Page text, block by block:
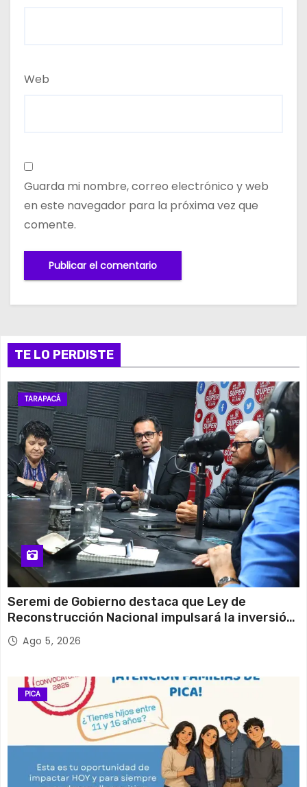
Web
Guarda mi nombre, correo electrónico y web
en este navegador para la próxima vez que
comente.
TE LO PERDISTE
TARAPACÁ
Seremi de Gobierno destaca que Ley de
Reconstrucción Nacional impulsará la inversión
y el empleo en Tarapacá
Ago 5, 2026
PICA